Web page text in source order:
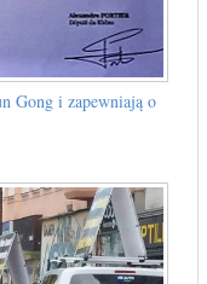
Gong i zapewniają o